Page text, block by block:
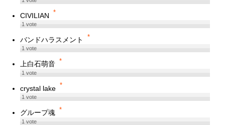
CIVILIAN *
1vote
バンドハラスメント *
1vote
上白石萌音 *
1vote
crystal lake *
1vote
グループ魂 *
1vote